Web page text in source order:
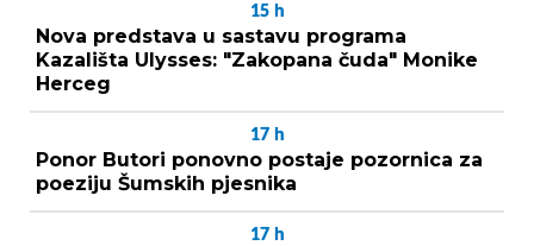
15 h
Nova predstava u sastavu programa
Kazališta Ulysses: "Zakopana čuda" Monike
Herceg
17 h
Ponor Butori ponovno postaje pozornica za
poeziju Šumskih pjesnika
17 h